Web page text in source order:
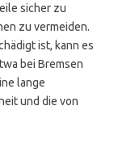
sicher zu
zu vermeiden.
ist, kann es
bei Bremsen
lange
und die von